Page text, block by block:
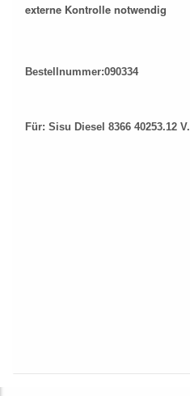
externe Kontrolle notwendig
Bestellnummer:090334
Für: Sisu Diesel 8366 40253.12 V.